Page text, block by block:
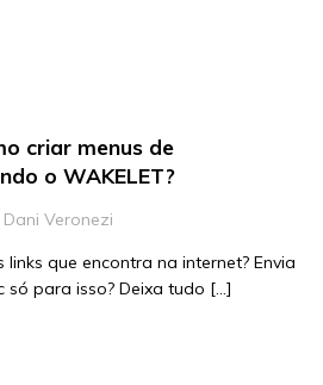
criar menus de
o WAKELET?
Veronezi
que encontra na internet? Envia
só para isso? Deixa tudo […]